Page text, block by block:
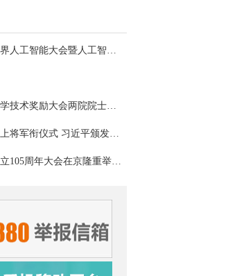
习近平出席2026世界人工智能大会暨人工智能全球治理高级别会议开幕式并发表主旨讲话
习近平出席国家科学技术奖励大会两院院士大会中国科协第十一次全国代表大会并发表重要讲话
中央军委举行晋升上将军衔仪式 习近平颁发命令状并向晋衔的军官表示祝贺
庆祝中国共产党成立105周年大会在京隆重举行 习近平发表重要讲话